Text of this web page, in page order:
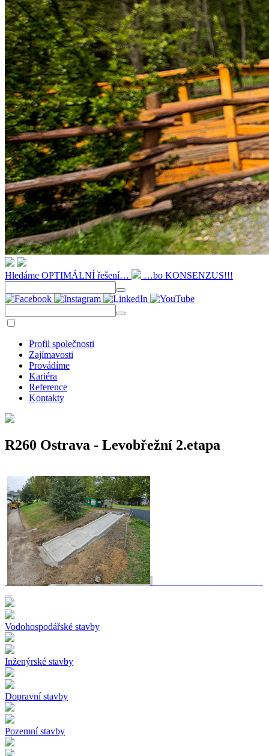
Hledáme OPTIMÁLNÍ řešení… …bo KONSENZUS!!!
Profil společnosti
Zajímavosti
Provádíme
Kariéra
Reference
Kontakty
R260 Ostrava - Levobřežní 2.etapa
Vodohospodářské stavby
Inženýrské stavby
Dopravní stavby
Pozemní stavby